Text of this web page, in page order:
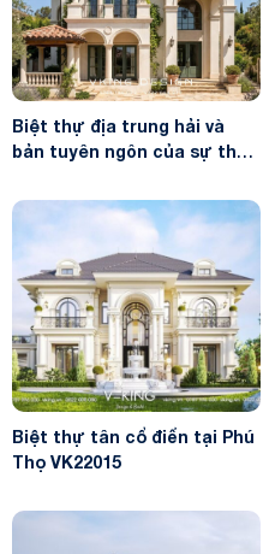
Biệt thự địa trung hải và
bản tuyên ngôn của sự thư
Biệt thự tân cổ điển tại Phú
Thọ VK22015